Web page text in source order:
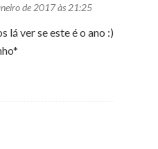
de 2017 às 21:25
lá ver se este é o ano :)